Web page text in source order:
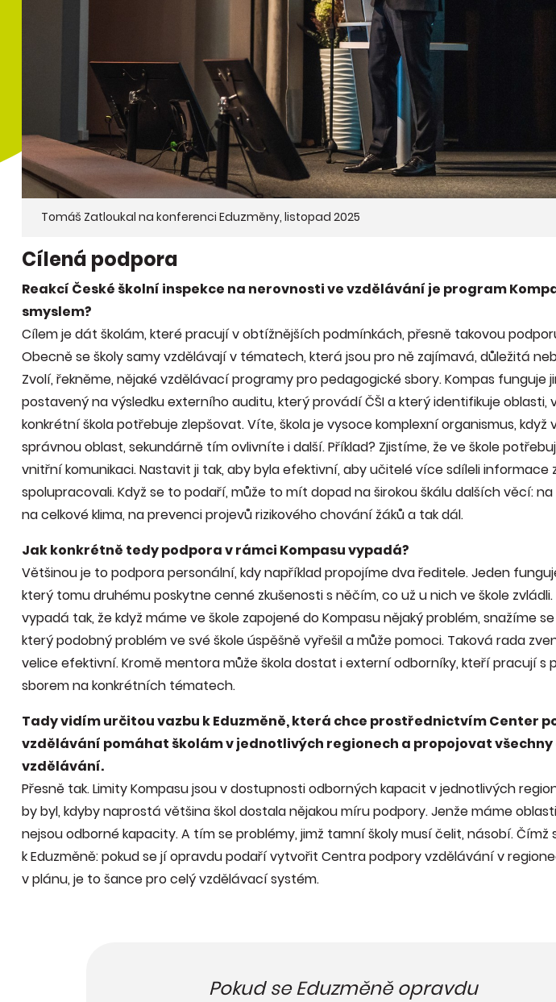
Tomáš Zatloukal na konferenci Eduzměny, listopad 2025
Cílená podpora
Reakcí České školní inspekce na nerovnosti ve vzdělávání je program
smyslem?
Cílem je dát školám, které pracují v obtížnějších podmínkách, přesně takovou
Obecně se školy samy vzdělávají v tématech, která jsou pro ně zajímavá, důležitá
Zvolí, řekněme, nějaké vzdělávací programy pro pedagogické sbory. Kompas funguje
postavený na výsledku externího auditu, který provádí ČŠI a který identifikuje oblasti,
konkrétní škola potřebuje zlepšovat. Víte, škola je vysoce komplexní organismus, když
správnou oblast, sekundárně tím ovlivníte i další. Příklad? Zjistíme, že ve škole
vnitřní komunikaci. Nastavit ji tak, aby byla efektivní, aby učitelé více sdíleli informace
spolupracovali. Když se to podaří, může to mít dopad na širokou škálu dalších věcí: na
na celkové klima, na prevenci projevů rizikového chování žáků a tak dál.
Jak konkrétně tedy podpora v rámci Kompasu vypadá?
Většinou je to podpora personální, kdy například propojíme dva ředitele. Jeden
který tomu druhému poskytne cenné zkušenosti s něčím, co už u nich ve škole
vypadá tak, že když máme ve škole zapojené do Kompasu nějaký problém, snažíme
který podobný problém ve své škole úspěšně vyřešil a může pomoci. Taková rada
velice efektivní. Kromě mentora může škola dostat i externí odborníky, kteří pracují s
sborem na konkrétních tématech.
Tady vidím určitou vazbu k Eduzměně, která chce prostřednictvím Center
vzdělávání pomáhat školám v jednotlivých regionech a propojovat
vzdělávání.
Přesně tak. Limity Kompasu jsou v dostupnosti odborných kapacit v jednotlivých
by byl, kdyby naprostá většina škol dostala nějakou míru podpory. Jenže máme
nejsou odborné kapacity. A tím se problémy, jimž tamní školy musí čelit, násobí.
k Eduzměně: pokud se jí opravdu podaří vytvořit Centra podpory vzdělávání v
v plánu, je to šance pro celý vzdělávací systém.
Pokud se Eduzměně opravdu